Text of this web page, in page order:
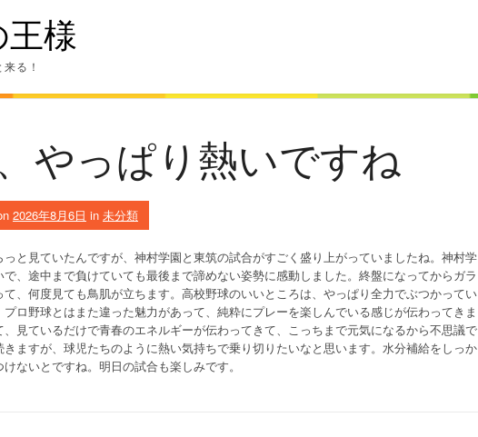
王様
る！
やっぱり熱いですね
2026年8月6日 in 未分類
と見ていたんですが、神村学園と東筑の試合がすごく盛り上がっていましたね。神村学
、途中まで負けていても最後まで諦めない姿勢に感動しました。終盤になってからガラ
て、何度見ても鳥肌が立ちます。高校野球のいいところは、やっぱり全力でぶつかってい
プロ野球とはまた違った魅力があって、純粋にプレーを楽しんでいる感じが伝わってきま
見ているだけで青春のエネルギーが伝わってきて、こっちまで元気になるから不思議で
ますが、球児たちのように熱い気持ちで乗り切りたいなと思います。水分補給をしっか
ないとですね。明日の試合も楽しみです。